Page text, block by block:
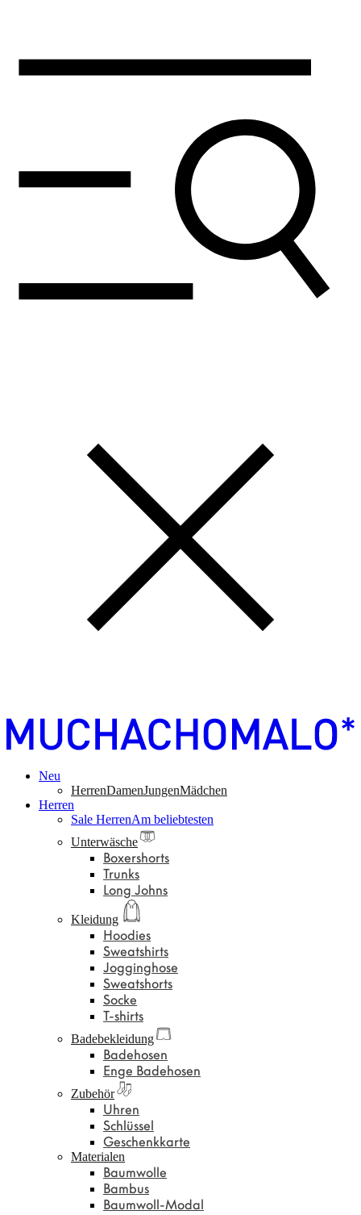
Neu
HerrenDamenJungenMädchen
Herren
Sale HerrenAm beliebtesten
Unterwäsche
Boxershorts
Trunks
Long Johns
Kleidung
Hoodies
Sweatshirts
Jogginghose
Sweatshorts
Socke
T-shirts
Badebekleidung
Badehosen
Enge Badehosen
Zubehör
Uhren
Schlüssel
Geschenkkarte
Materialen
Baumwolle
Bambus
Baumwoll-Modal